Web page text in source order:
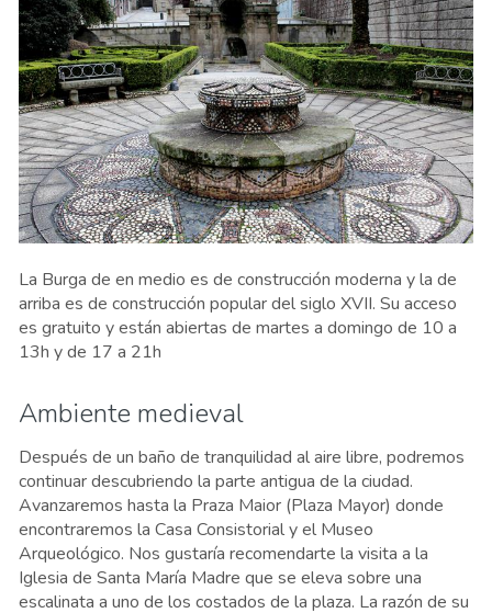
La Burga de en medio es de construcción moderna y la de
arriba es de construcción popular del siglo XVII. Su acceso
es gratuito y están abiertas de martes a domingo de 10 a
13h y de 17 a 21h
Ambiente medieval
Después de un baño de tranquilidad al aire libre, podremos
continuar descubriendo la parte antigua de la ciudad.
Avanzaremos hasta la Praza Maior (Plaza Mayor) donde
encontraremos la Casa Consistorial y el Museo
Arqueológico. Nos gustaría recomendarte la visita a la
Iglesia de Santa María Madre que se eleva sobre una
escalinata a uno de los costados de la plaza. La razón de su